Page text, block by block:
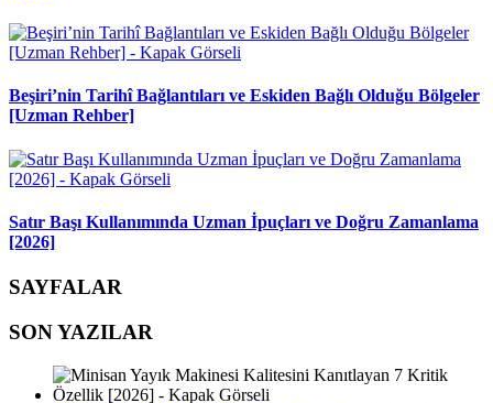
Beşiri’nin Tarihî Bağlantıları ve Eskiden Bağlı Olduğu Bölgeler
[Uzman Rehber]
Satır Başı Kullanımında Uzman İpuçları ve Doğru Zamanlama
[2026]
SAYFALAR
SON YAZILAR